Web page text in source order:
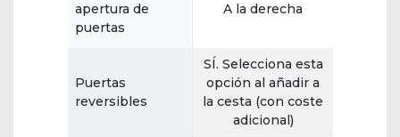
apertura de
puertas
A la derecha
Puertas
reversibles
SÍ. Selecciona esta
opción al añadir a
la cesta (con coste
adicional)